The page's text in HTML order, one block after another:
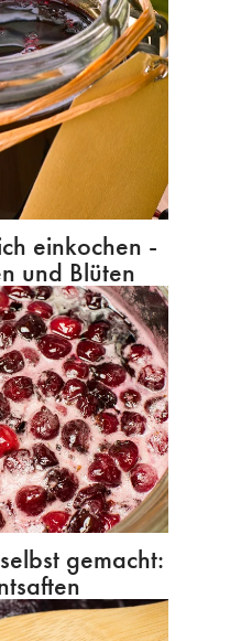
einkochen -
und Blüten
gemacht: